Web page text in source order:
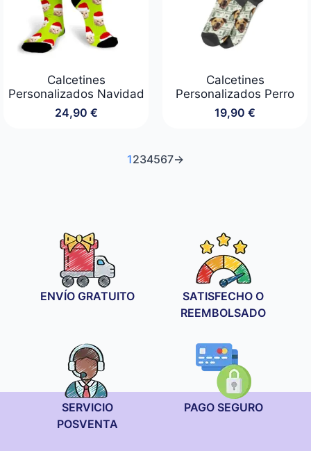
Calcetines
Personalizados Navidad
24,90 €
Calcetines
Personalizados Perro
19,90 €
1234567→
ENVÍO GRATUITO
SATISFECHO O
REEMBOLSADO
SERVICIO
POSVENTA
PAGO SEGURO